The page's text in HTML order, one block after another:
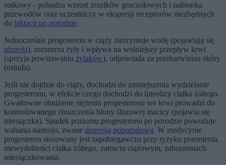
sutkowy - pobudza wzrost zrazików gruczołowych i nabłonka
przewodów oraz uczestniczy w ekspresji receptorów niezbędnych
do laktacji po porodzie.
Jednocześnie progesteron w ciąży zatrzymuje wodę (pojawiają się
obrzęki), rozszerza żyły i wpływa na wolniejszy przepływ krwi
(sprzyja powstawaniu żylaków), odpowiada za przebarwienia skóry
(ostuda).
Jeśli nie dojdzie do ciąży, dochodzi do zmniejszenia wydzielanie
progesteronu, w efekcie czego dochodzi do luteolizy ciałka żółtego.
Gwałtowne obniżenie stężenia progesteronu we krwi prowadzi do
kontrolowanego złuszczenia błony śluzowej macicy (pojawia się
miesiączka). Spadek poziomu progesteronu po porodzie powoduje
wahania nastroju, zwane depresją poporodową. W medycynie
progesteron stosowany jest zapobiegawczo przy ryzyku poronienia,
niewydolności ciałka żółtego, zatruciu ciążowym, zaburzeniach
miesiączkowania.